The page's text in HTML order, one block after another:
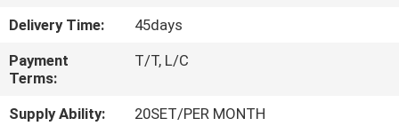
কারখানা
Delivery Time:
45days
Payment
Terms:
T/T, L/C
Supply Ability:
20SET/PER MONTH